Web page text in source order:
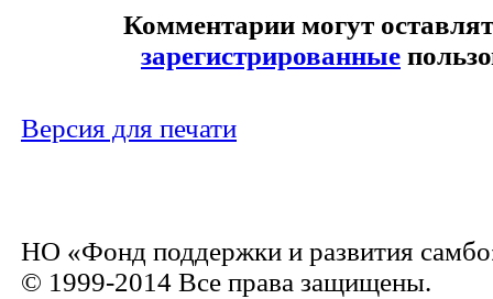
Комментарии могут
зарегистрированные
Версия для печати
НО «Фонд поддержки и развития
© 1999-2014 Все права защищены.